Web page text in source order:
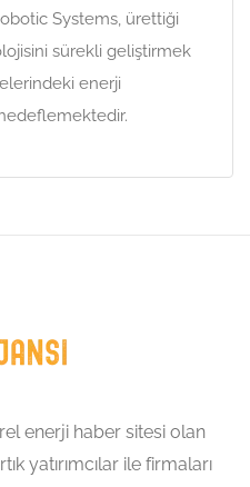
Systems, ürettiği
sürekli geliştirmek
enerji
hedeflemektedir.
enerji haber sitesi olan
yatırımcılar ile firmaları